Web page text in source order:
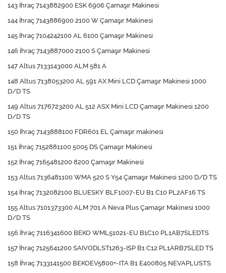
143 İhraç 7143882900 ESK 6906 Çamaşır Makinesi
144 İhraç 7143886900 2100 W Çamaşır Makinesi
145 İhraç 7104242100 AL 6100 Çamaşır Makinesi
146 İhraç 7143887000 2100 S Çamaşır Makinesi
147 Altus 7133143000 ALM 581 A
148 Altus 7138053200 AL 591 AX Mini LCD Çamaşır Makinesi 1000
D/D TS
149 Altus 7176723200 AL 512 ASX Mini LCD Çamaşır Makinesi 1200
D/D TS
150 İhraç 7143888100 FDR601 EL Çamaşır makinesi
151 İhraç 7152881100 5005 DS Çamaşır Makinesi
152 İhraç 7165481200 8200 Çamaşır Makinesi
153 Altus 7136481100 WMA 520 S Y54 Çamaşır Makinesi 1200 D/D TS
154 İhraç 7132082100 BLUESKY BLF1007-EU B1 C10 PL2AF16 TS
155 Altus 7101373300 ALM 701 A Neva Plus Çamaşır Makinesi 1000
D/D TS
156 İhraç 7116341600 BEKO WML51021-EU B1C10 PL1AB7SLEDTS
157 İhraç 7125641200 SAIVODLST1263-ISP B1 C12 PL1ARB7SLED TS
158 İhraç 7133141500 BEKOEV5800+-ITA B1 E400805 NEVAPLUSTS